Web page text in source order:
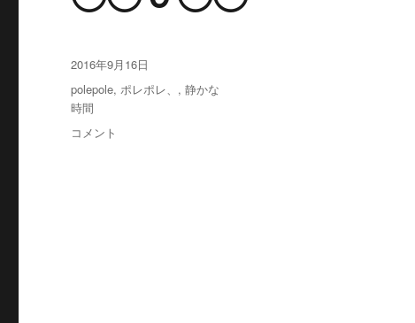
投
日:
2016年9月16日
タ
グ
polepole,ポレポレ、 ,静かな
時間
◯◯
コメント